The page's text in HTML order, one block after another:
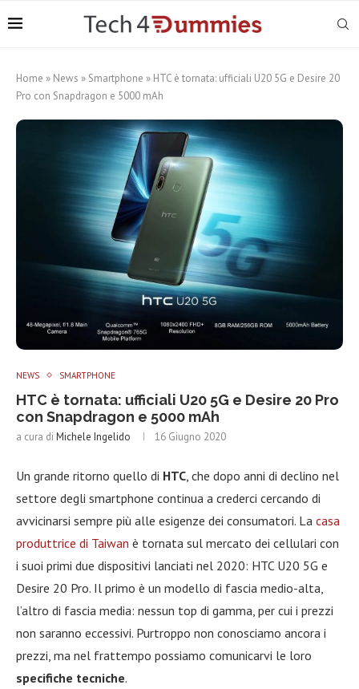
Home » News » Smartphone » HTC è tornata: ufficiali U20 5G e Desire 20
Pro con Snapdragon e 5000 mAh
NEWS SMARTPHONE
HTC è tornata: ufficiali U20 5G e Desire 20 Pro
con Snapdragon e 5000 mAh
a cura di Michele Ingelido 16 Giugno 2020
Un grande ritorno quello di HTC , che dopo anni di declino nel
settore degli smartphone continua a crederci cercando di
avvicinarsi sempre più alle esigenze dei consumatori. La casa
produttrice di Taiwan è tornata sul mercato dei cellulari con
i suoi primi due dispositivi lanciati nel 2020: HTC U20 5G e
Desire 20 Pro. Il primo è un modello di fascia medio-alta,
l’altro di fascia media: nessun top di gamma, per cui i prezzi
non saranno eccessivi. Purtroppo non conosciamo ancora i
prezzi, ma nel frattempo possiamo comunicarvi le loro
specifiche tecniche.